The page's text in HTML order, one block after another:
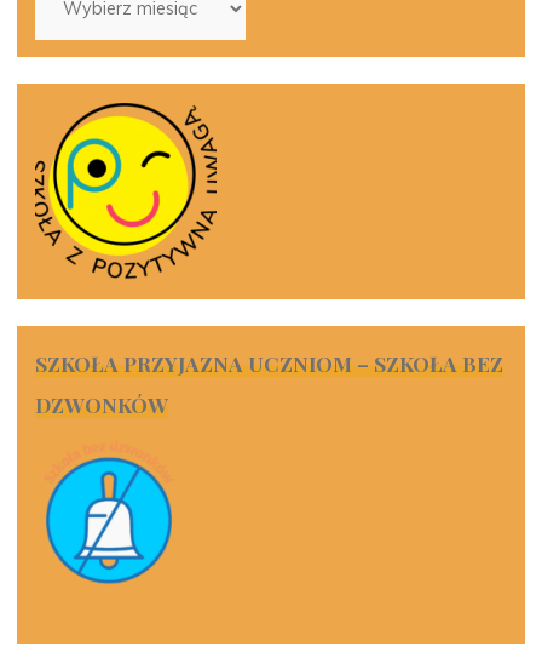
SZKOŁA PRZYJAZNA UCZNIOM – SZKOŁA BEZ
DZWONKÓW